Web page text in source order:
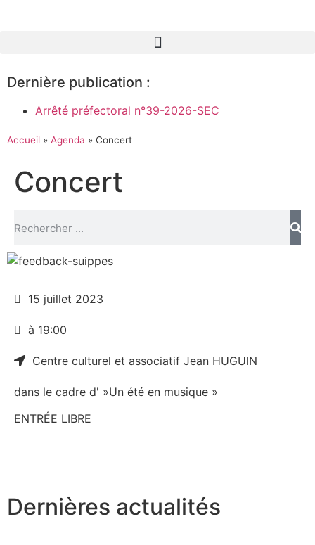
Dernière publication :
Arrêté préfectoral n°39-2026-SEC
Accueil » Agenda » Concert
Concert
dans le cadre d' »Un été en musique »
ENTRÉE LIBRE
15 juillet 2023
à 19:00
Centre culturel et associatif Jean HUGUIN
Dernières actualités